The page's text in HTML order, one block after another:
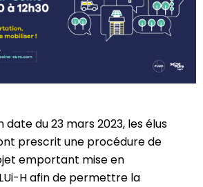
du 23 mars 2023, les élus
prescrit une procédure de
emportant mise en
H afin de permettre la